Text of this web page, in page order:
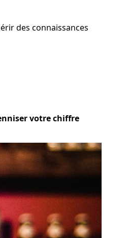
des connaissances
votre chiffre